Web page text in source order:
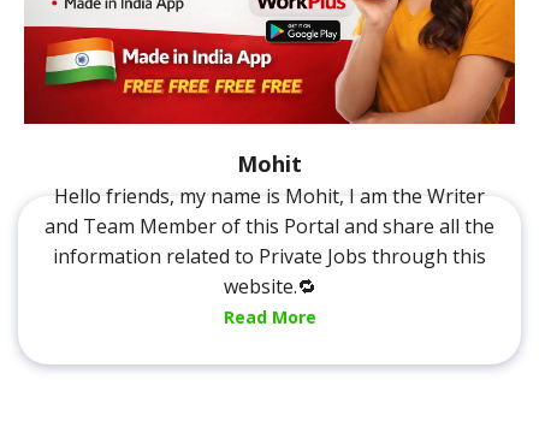
Mohit
Hello friends, my name is Mohit, I am the Writer
and Team Member of this Portal and share all the
information related to Private Jobs through this
website.🔁
Read More